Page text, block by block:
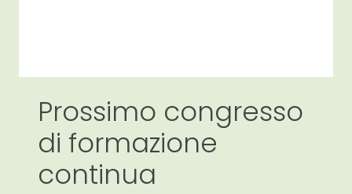
Prossimo congresso
di formazione
continua